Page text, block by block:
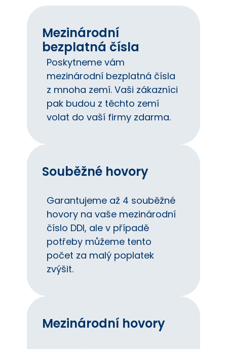
Mezinárodní
bezplatná čísla
Poskytneme vám
mezinárodní bezplatná čísla
z mnoha zemí. Vaši zákazníci
pak budou z těchto zemí
volat do vaší firmy zdarma.
Souběžné hovory
Garantujeme až 4 souběžné
hovory na vaše mezinárodní
číslo DDI, ale v případě
potřeby můžeme tento
počet za malý poplatek
zvýšit.
Mezinárodní hovory